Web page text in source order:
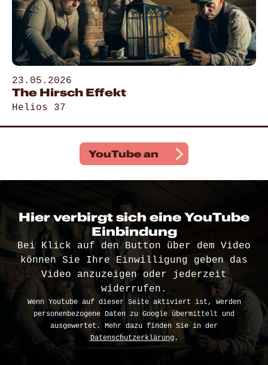
23.05.2026
The Hirsch Effekt
Helios 37
YouTube an
Hier verbirgt sich eine YouTube
Einbindung
Bei Klick auf den Button über dem Video
können Sie Ihre Einwilligung geben das
Video anzuzeigen oder jederzeit
widerrufen.
Wenn Youtube auf dieser Seite aktiviert ist, werden
personenbezogene Daten zu Google übermittelt und
ausgewertet. Mehr dazu finden Sie in der
Datenschutzerklärung.